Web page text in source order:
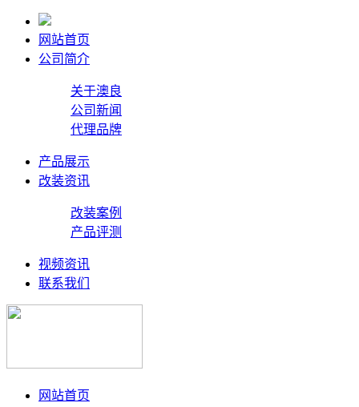
网站首页
公司简介
关于澳良
公司新闻
代理品牌
产品展示
改装资讯
改装案例
产品评测
视频资讯
联系我们
网站首页